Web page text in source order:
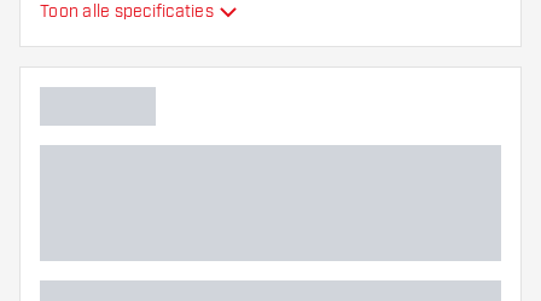
Dart speler
Toon alle specificaties